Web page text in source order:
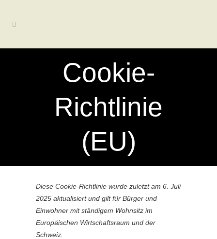
Cookie-
Richtlinie
(EU)
Diese Cookie-Richtlinie wurde zuletzt am 6. Juli
2025 aktualisiert und gilt für Bürger und
Einwohner mit ständigem Wohnsitz im
Europäischen Wirtschaftsraum und der
Schweiz.